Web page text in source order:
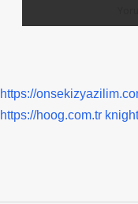
https://
https://hoog.com.tr